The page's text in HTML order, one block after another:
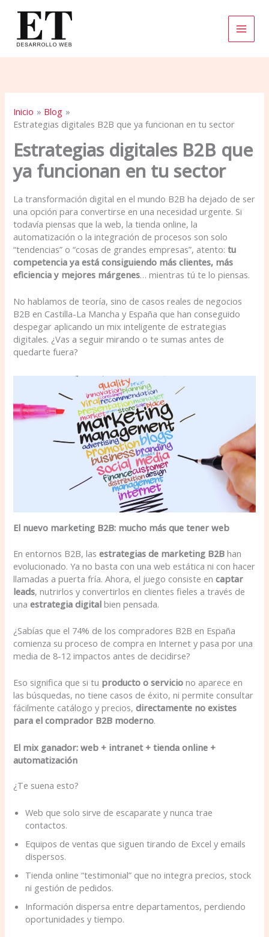
contenido
Inicio
Blog
Estrategias digitales B2B que ya funcionan en tu sector
Estrategias digitales B2B que
ya funcionan en tu sector
La transformación digital en el mundo B2B ha dejado de ser
una opción para convertirse en una necesidad urgente. Si
todavía piensas que la web, la tienda online, la
automatización o la integración de procesos son solo
“tendencias” o “cosas de grandes empresas”, atento:tu
competencia ya está consiguiendo más clientes, más
eficiencia y mejores márgenes… mientras tú te lo piensas.
No hablamos de teoría, sino de casos reales de negocios
B2B en Castilla-La Mancha y España que han conseguido
despegar aplicando un mix inteligente de estrategias
digitales. ¿Vas a seguir mirando o te sumas antes de
quedarte fuera?
El nuevo marketing B2B: mucho más que tener web
En entornos B2B, lasestrategias de marketing B2B han
evolucionado. Ya no basta con una web estática ni con hacer
llamadas a puerta fría. Ahora, el juego consiste encaptar
leads, nutrirlos y convertirlos en clientes fieles a través de
unaestrategia digital bien pensada.
¿Sabías que el 74% de los compradores B2B en España
comienza su proceso de compra en Internet y pasa por una
media de 8-12 impactos antes de decidirse?
Eso significa que si tu producto o servicio no aparece en
las búsquedas, no tiene casos de éxito, ni permite consultar
fácilmente catálogo y precios,directamente no existes
para el comprador B2B moderno.
El mix ganador: web + intranet + tienda online +
automatización
¿Te suena esto?
Web que solo sirve de escaparate y nunca trae
contactos.
Equipos de ventas que siguen tirando de Excel y emails
dispersos.
Tienda online “testimonial” que no integra precios, stock
ni gestión de pedidos.
Información dispersa entre departamentos, perdiendo
oportunidades y tiempo.